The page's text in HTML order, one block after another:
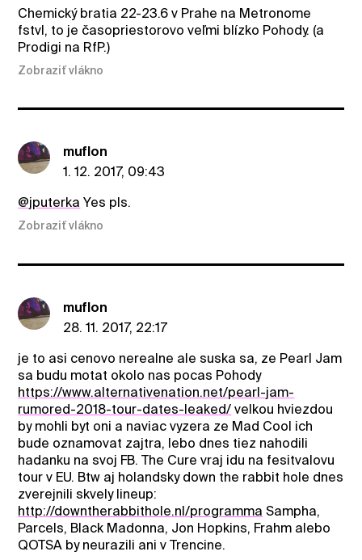
Chemický bratia 22-23.6 v Prahe na Metronome
fstvl, to je časopriestorovo veľmi blízko Pohody. (a
Prodigi na RfP.)
Zobraziť vlákno
muflon
1. 12. 2017, 09:43
@jputerka Yes pls.
Zobraziť vlákno
muflon
28. 11. 2017, 22:17
je to asi cenovo nerealne ale suska sa, ze Pearl Jam
sa budu motat okolo nas pocas Pohody
https://www.alternativenation.net/pearl-jam-
rumored-2018-tour-dates-leaked/ velkou hviezdou
by mohli byt oni a naviac vyzera ze Mad Cool ich
bude oznamovat zajtra, lebo dnes tiez nahodili
hadanku na svoj FB. The Cure vraj idu na fesitvalovu
tour v EU. Btw aj holandsky down the rabbit hole dnes
zverejnili skvely lineup:
http://downtherabbithole.nl/programma Sampha,
Parcels, Black Madonna, Jon Hopkins, Frahm alebo
QOTSA by neurazili ani v Trencine.